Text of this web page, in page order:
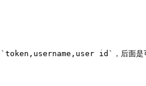
id`，后面是